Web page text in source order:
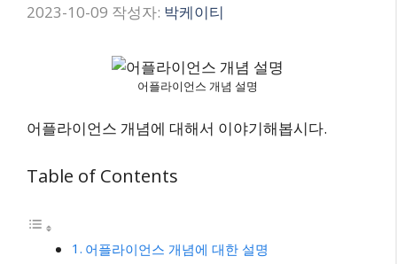
2023-10-09 작성자: 박케이티
어플라이언스 개념 설명
어플라이언스 개념에 대해서 이야기해봅시다.
Table of Contents
어플라이언스 개념에 대한 설명